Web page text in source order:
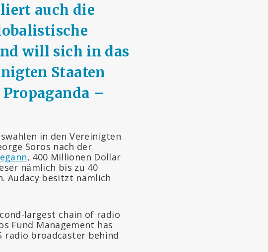
auch die
will sich in das
Staaten
–
in den Vereinigten
Soros nach der
, 400 Millionen Dollar
nämlich bis zu 40
Audacy besitzt nämlich
largest chain of radio
Fund Management has
radio broadcaster behind